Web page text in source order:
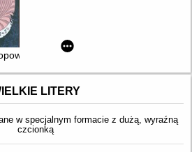
archipelagu
LITERY
w specjalnym formacie z dużą, wyraźną
czcionką